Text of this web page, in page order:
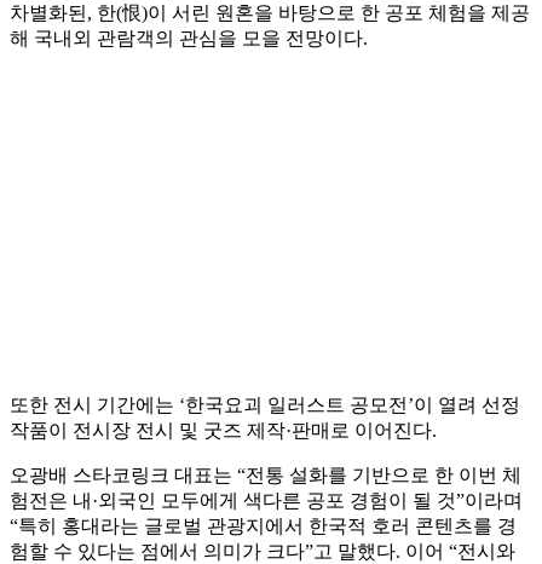
차별화된, 한(恨)이 서린 원혼을 바탕으로 한 공포 체험을 제공
해 국내외 관람객의 관심을 모을 전망이다.
또한 전시 기간에는 ‘한국요괴 일러스트 공모전’이 열려 선정
작품이 전시장 전시 및 굿즈 제작·판매로 이어진다.
오광배 스타코링크 대표는 “전통 설화를 기반으로 한 이번 체
험전은 내·외국인 모두에게 색다른 공포 경험이 될 것”이라며
“특히 홍대라는 글로벌 관광지에서 한국적 호러 콘텐츠를 경
험할 수 있다는 점에서 의미가 크다”고 말했다. 이어 “전시와